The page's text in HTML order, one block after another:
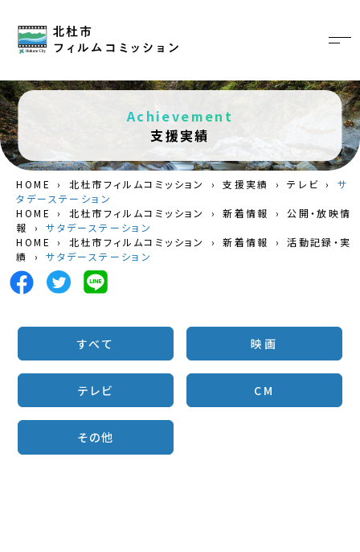
Achievement
支援実績
HOME › 北杜市フィルムコミッション › 支援実績 › テレビ ›
サ
タデーステーション
HOME
› 北杜市フィルムコミッション › 新着情報 ›
公開・放映情
報
›
サタデーステーション
HOME
› 北杜市フィルムコミッション › 新着情報 ›
活動記録・実
績
› サタデーステーション
すべて 映画
テレビ CM
その他